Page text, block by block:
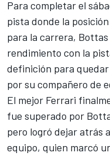
Para completar el
pista donde la
para la carrera,
rendimiento con la
definición para quedar
por su compañero de
El mejor Ferrari
fue superado por
pero logró dejar atrás
equipo, quien marcó